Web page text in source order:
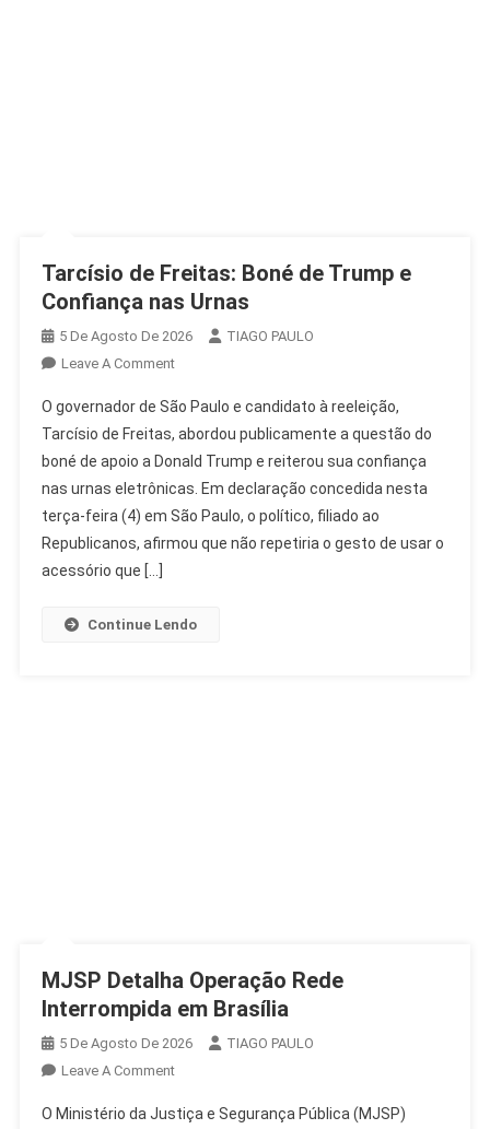
Tarcísio de Freitas: Boné de Trump e
Confiança nas Urnas
5 De Agosto De 2026
TIAGO PAULO
Leave A CommentOn
De
Freitas:
Boné
De
Trump
E
O governador de São Paulo e candidato à reeleição,
Tarcísio de Freitas, abordou publicamente a questão do
boné de apoio a Donald Trump e reiterou sua confiança
nas urnas eletrônicas. Em declaração concedida nesta
terça-feira (4) em São Paulo, o político, filiado ao
Republicanos, afirmou que não repetiria o gesto de usar o
acessório que […]
Continue Lendo
MJSP Detalha Operação Rede
Interrompida em Brasília
5 De Agosto De 2026
TIAGO PAULO
Leave A CommentOn
Detalha
O Ministério da Justiça e Segurança Pública (MJSP)